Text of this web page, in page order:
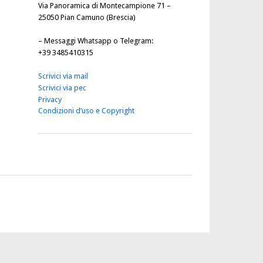
Via Panoramica di Montecampione 71 –
25050 Pian Camuno (Brescia)
– Messaggi Whatsapp o Telegram:
+39 3485410315
Scrivici via mail
Scrivici via pec
Privacy
Condizioni d’uso e Copyright